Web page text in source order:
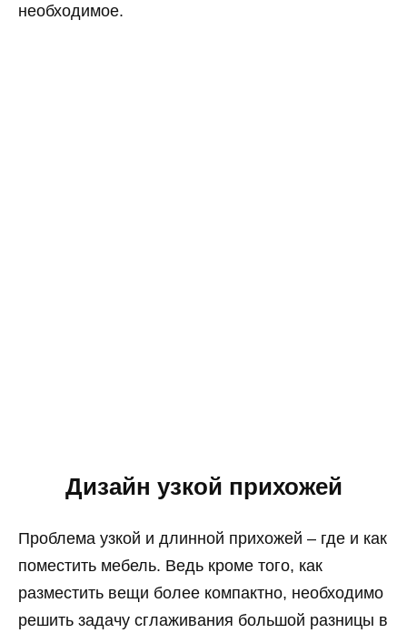
необходимое.
Дизайн узкой прихожей
Проблема узкой и длинной прихожей – где и как
поместить мебель. Ведь кроме того, как
разместить вещи более компактно, необходимо
решить задачу сглаживания большой разницы в